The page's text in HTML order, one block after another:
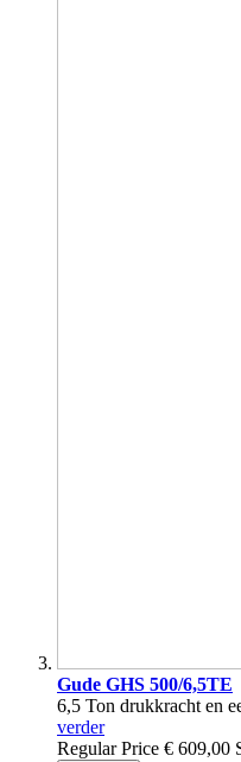
Gude GHS 500/6,5TE
6,5 Ton drukkracht en
verder
Regular Price € 609,00